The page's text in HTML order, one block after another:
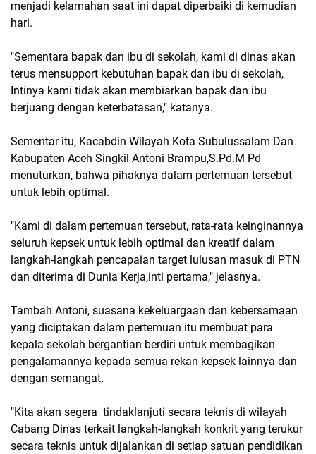
menjadi kelamahan saat ini dapat diperbaiki di kemudian
hari.
"Sementara bapak dan ibu di sekolah, kami di dinas akan
terus mensupport kebutuhan bapak dan ibu di sekolah,
Intinya kami tidak akan membiarkan bapak dan ibu
berjuang dengan keterbatasan," katanya.
Sementar itu, Kacabdin Wilayah Kota Subulussalam Dan
Kabupaten Aceh Singkil Antoni Brampu,S.Pd.M Pd
menuturkan, bahwa pihaknya dalam pertemuan tersebut
untuk lebih optimal.
"Kami di dalam pertemuan tersebut, rata-rata keinginannya
seluruh kepsek untuk lebih optimal dan kreatif dalam
langkah-langkah pencapaian target lulusan masuk di PTN
dan diterima di Dunia Kerja,inti pertama," jelasnya.
Tambah Antoni, suasana kekeluargaan dan kebersamaan
yang diciptakan dalam pertemuan itu membuat para
kepala sekolah bergantian berdiri untuk membagikan
pengalamannya kepada semua rekan kepsek lainnya dan
dengan semangat.
"Kita akan segera tindaklanjuti secara teknis di wilayah
Cabang Dinas terkait langkah-langkah konkrit yang terukur
secara teknis untuk dijalankan di setiap satuan pendidikan